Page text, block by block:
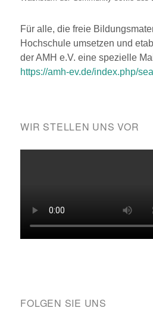
Für alle, die freie
Hochschule umsetzen und
der AMH e.V. eine spezielle
https://amh-ev.de/index.php/
WIR STELLEN UNS VOR
FOLGEN SIE UNS